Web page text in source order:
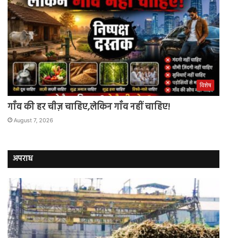
विशेष
गाँव की हर चीज़ चाहिए,लेकिन गाँव नहीं चाहिए!
August 7, 2026
अपराध